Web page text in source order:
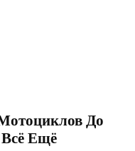
До
Ещё